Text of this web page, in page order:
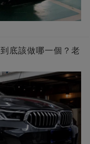
底該做哪一個？老